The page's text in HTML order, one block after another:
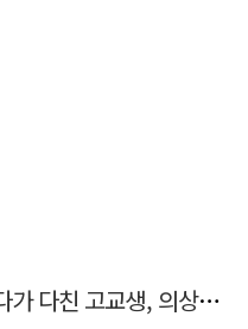
'장윤기 사건' 피해 여고생 돕다가 다친 고교생, 의상자 인정